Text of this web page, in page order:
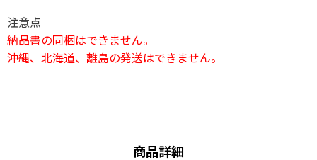
注意点
納品書の同梱はできません。
沖縄、北海道、離島の発送はできません。
商品詳細